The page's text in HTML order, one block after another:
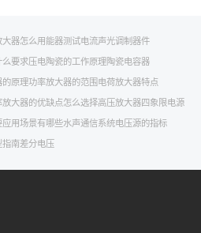
器怎么用 能器测试电流声光调制器件
么要求 压电陶瓷的工作原理陶瓷电容器
的原理功率放大器的范围 电荷放大器特点
放大器的优缺点怎么选择高压放大器四象限电源
用场景有哪些水声通信系统电压源的指标
指南差分电压